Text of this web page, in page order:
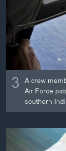
3 A crew
Air Force
southern